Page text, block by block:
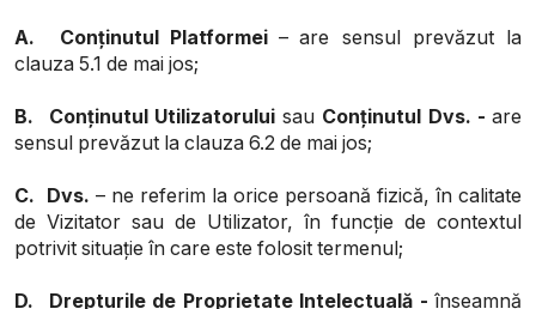
A. Conținutul Platformei – are sensul prevăzut la
clauza 5.1 de mai jos;
B. Conținutul Utilizatoruluisau Conținutul Dvs. - are
sensul prevăzut la clauza 6.2 de mai jos;
C. Dvs. – ne referim la orice persoană fizică, în calitate
de Vizitator sau de Utilizator, în funcție de contextul
potrivit situație în care este folosit termenul;
D. Drepturile de Proprietate Intelectuală -înseamnă